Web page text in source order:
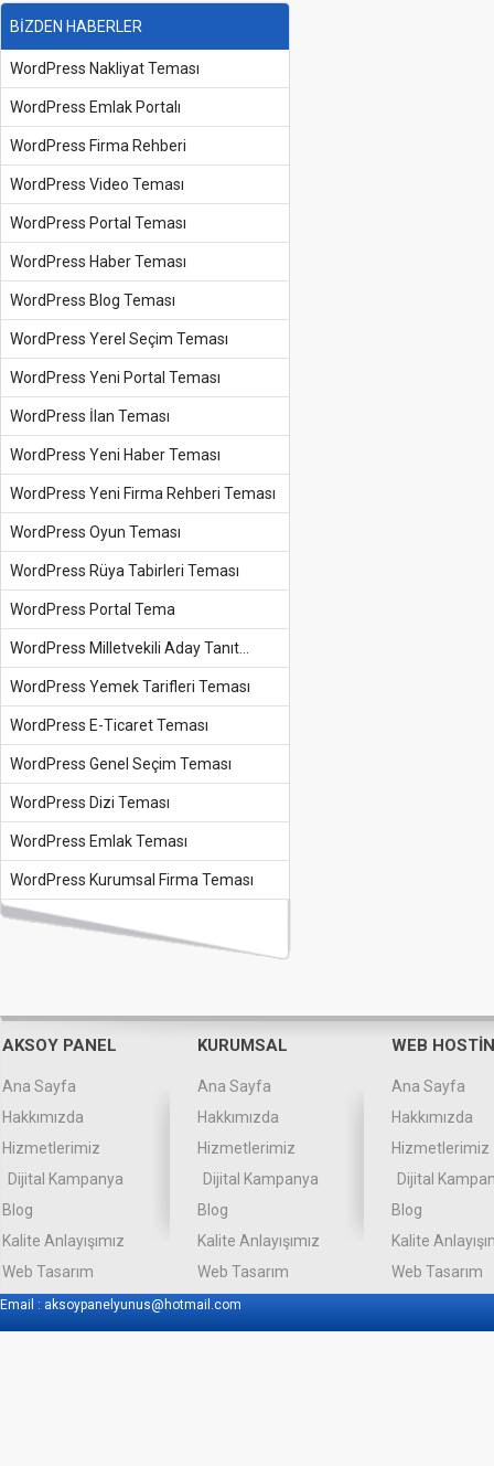
BİZDEN HABERLER
WordPress Nakliyat Teması
WordPress Emlak Portalı
WordPress Firma Rehberi
WordPress Video Teması
WordPress Portal Teması
WordPress Haber Teması
WordPress Blog Teması
WordPress Yerel Seçim Teması
WordPress Yeni Portal Teması
WordPress İlan Teması
WordPress Yeni Haber Teması
WordPress Yeni Firma Rehberi Teması
WordPress Oyun Teması
WordPress Rüya Tabirleri Teması
WordPress Portal Tema
WordPress Milletvekili Aday Tanıt...
WordPress Yemek Tarifleri Teması
WordPress E-Ticaret Teması
WordPress Genel Seçim Teması
WordPress Dizi Teması
WordPress Emlak Teması
WordPress Kurumsal Firma Teması
AKSOY PANEL
Ana Sayfa
Hakkımızda
Hizmetlerimiz
Dijital Kampanya
Blog
Kalite Anlayışımız
Web Tasarım
KURUMSAL
Ana Sayfa
Hakkımızda
Hizmetlerimiz
Dijital Kampanya
Blog
Kalite Anlayışımız
Web Tasarım
WEB
Ana Sayfa
Hakkımızda
Hizmetlerimiz
Dijital
Blog
Kalite
Web Tasarım
Email : aksoypanelyunus@hotmail.com